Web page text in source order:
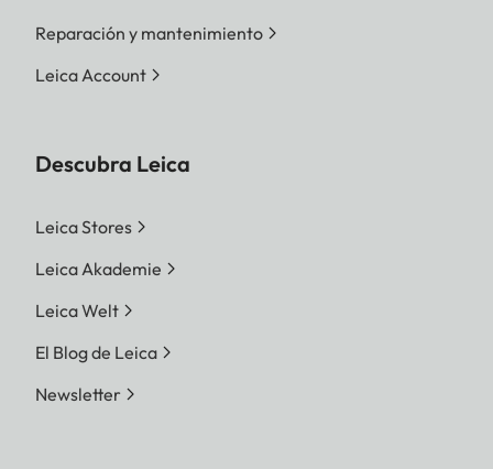
Reparación y mantenimiento
Leica Account
Descubra Leica
Leica Stores
Leica Akademie
Leica Welt
El Blog de Leica
Newsletter